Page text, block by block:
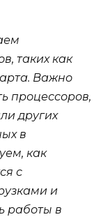
таких как
Важно
процессоров,
других
в
как
с
и
работы в